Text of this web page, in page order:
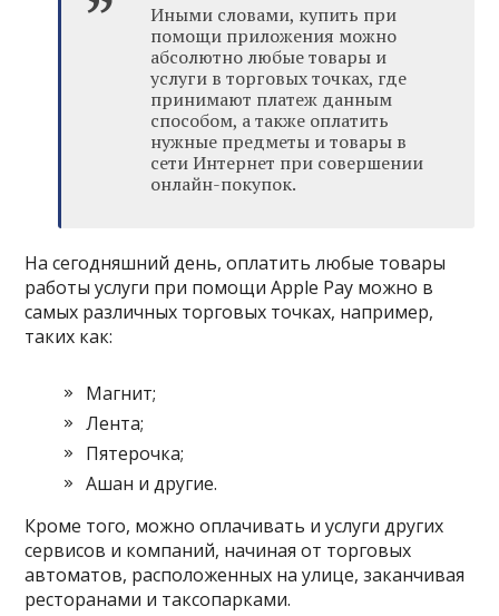
Иными словами, купить при
помощи приложения можно
абсолютно любые товары и
услуги в торговых точках, где
принимают платеж данным
способом, а также оплатить
нужные предметы и товары в
сети Интернет при совершении
онлайн-покупок.
На сегодняшний день, оплатить любые товары
работы услуги при помощи Apple Pay можно в
самых различных торговых точках, например,
таких как:
Магнит;
Лента;
Пятерочка;
Ашан и другие.
Кроме того, можно оплачивать и услуги других
сервисов и компаний, начиная от торговых
автоматов, расположенных на улице, заканчивая
ресторанами и таксопарками.